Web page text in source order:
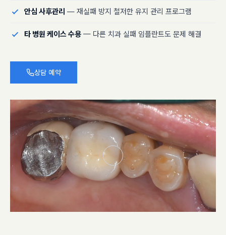
안심 사후관리 — 재실패 방지 철저한 유지 관리 프로그램
타 병원 케이스 수용 — 다른 치과 실패 임플란트도 문제 해결
상담 예약